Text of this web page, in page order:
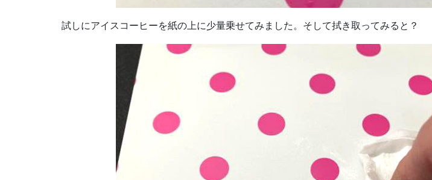
試しにアイスコーヒーを紙の上に少量乗せてみました。そして拭き取ってみると？